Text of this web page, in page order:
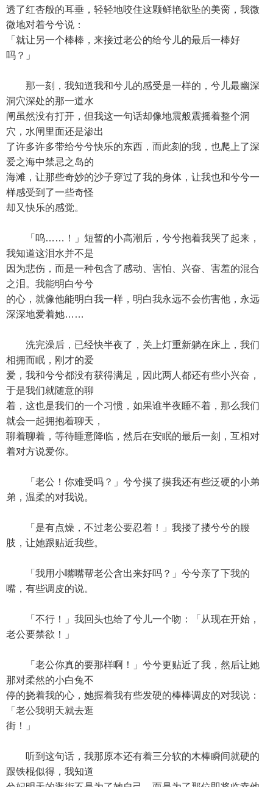
透了红杏般的耳垂，轻轻地咬住这颗鲜艳欲坠的美脔，我微
微地对着兮兮说：
「就让另一个棒棒，来接过老公的给兮儿的最后一棒好
吗？」
那一刻，我知道我和兮儿的感受是一样的，兮儿最幽深
洞穴深处的那一道水
闸虽然没有打开，但我这一句话却像地震般震摇着整个洞
穴，水闸里面还是渗出
了许多许多带给兮兮快乐的东西，而此刻的我，也爬上了深
爱之海中禁忌之岛的
海滩，让那些奇妙的沙子穿过了我的身体，让我也和兮兮一
样感受到了一些奇怪
却又快乐的感觉。
「呜……！」短暂的小高潮后，兮兮抱着我哭了起来，
我知道这泪水并不是
因为悲伤，而是一种包含了感动、害怕、兴奋、害羞的混合
之泪。我能明白兮兮
的心，就像他能明白我一样，明白我永远不会伤害他，永远
深深地爱着她……
洗完澡后，已经快半夜了，关上灯重新躺在床上，我们
相拥而眠，刚才的爱
爱，我和兮兮都没有获得满足，因此两人都还有些小兴奋，
于是我们就随意的聊
着，这也是我们的一个习惯，如果谁半夜睡不着，那么我们
就会一起拥抱着聊天，
聊着聊着，等待睡意降临，然后在安眠的最后一刻，互相对
着对方说爱你。
「老公！你难受吗？」兮兮摸了摸我还有些泛硬的小弟
弟，温柔的对我说。
「是有点燥，不过老公要忍着！」我搂了搂兮兮的腰
肢，让她跟贴近我些。
「我用小嘴嘴帮老公含出来好吗？」兮兮亲了下我的
嘴，有些调皮的说。
「不行！」我回头也给了兮儿一个吻：「从现在开始，
老公要禁欲！」
「老公你真的要那样啊！」兮兮更贴近了我，然后让她
那对柔然的小白兔不
停的挠着我的心，她握着我有些发硬的棒棒调皮的对我说：
「老公我明天就去逛
街！」
听到这句话，我那原本还有着三分软的木棒瞬间就硬的
跟铁棍似得，我知道